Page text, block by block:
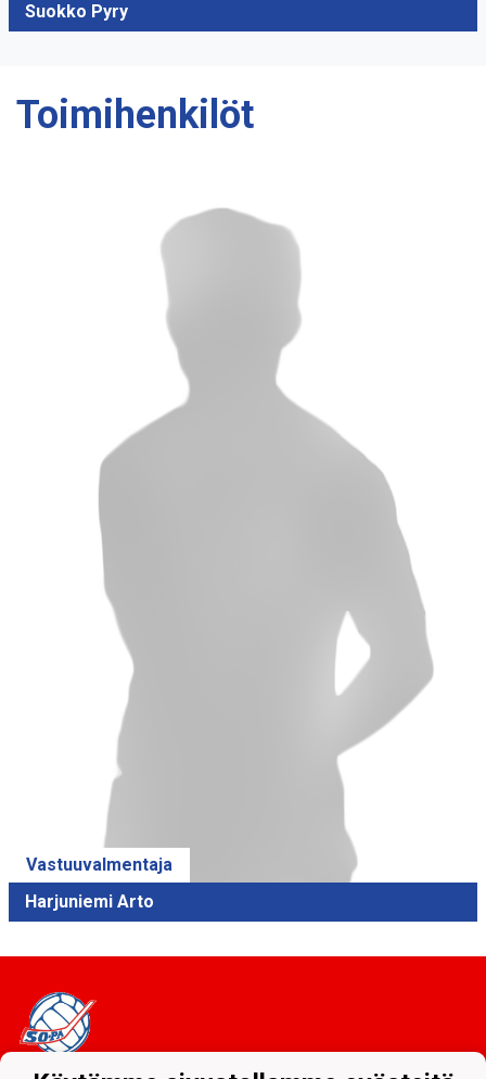
Suokko Pyry
Toimihenkilöt
Vastuuvalmentaja
Harjuniemi Arto